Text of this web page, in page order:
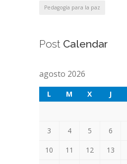
Pedagogía para la paz
Post Calendar
agosto 2026
L M X J
3 4 5 6
10 11 12 13